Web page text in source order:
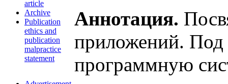
article
Archive
Publication
ethics and
publication
malpractice
statement
Аннотация.
приложений.
программную